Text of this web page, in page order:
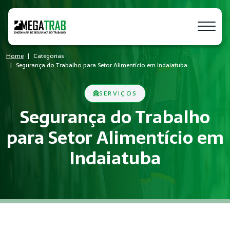
Home
Categorias
Segurança do Trabalho para Setor Alimentício em Indaiatuba
SERVIÇOS
Segurança do Trabalho
para Setor Alimentício em
Indaiatuba
O que é Segurança do Trabalho?